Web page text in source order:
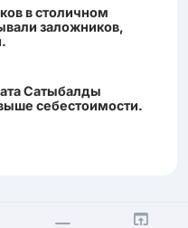
в столичном
заложников,
Сатыбалды
себестоимости.